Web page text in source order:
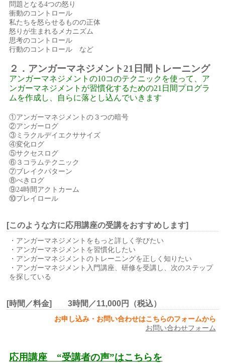
問題となる4つの怒り
衝動のコントロール
私たちを怒らせるものの正体
怒りが生まれるメカニズム
思考のコントロール
行動のコントロール など
２．アンガーマネジメント21日間トレーニング
アンガーマネジメントの10コのテクニックを使って、ア
ンガーマネジメントが習慣化するための21日間プログラ
ムを作成し、自らに落とし込んでいきます
①アンガーマネジメントの３つの暗号
②アンガーログ
③ミラクルデイエクササイズ
④変化ログ
⑤サクセスログ
⑥３コラムテクニック
⑦ブレイクパターン
⑧べきログ
⑨24時間アクトカーム
⑩プレイロール
[このような方に応用講座の受講をおすすめします]
・アンガーマネジメントをもっと詳しく学びたい
・アンガーマネジメントを習慣化したい
・アンガーマネジメントのトレーニングを正しく知りたい
・アンガーマネジメント入門講座、研修を受講し、次のステップ
を探している
[時間／料金] 3時間／11,000円（税込）
お申し込み・お問い合わせはこちらのフォームから
お問い合わせフォーム
応用講座 “受講者の声”はこちらを